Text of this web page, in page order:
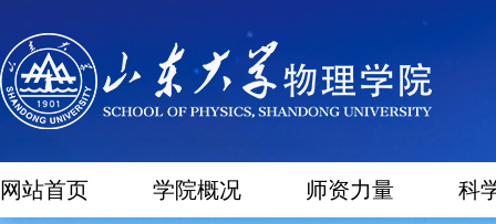
网站首页 学院概况 师资力量 科